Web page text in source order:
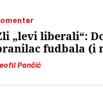
Pančić
„levi liberali“:
fudbala (i